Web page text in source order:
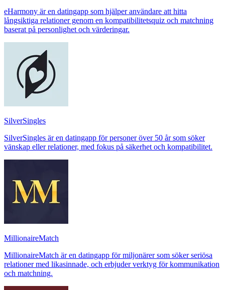
eHarmony är en datingapp som hjälper användare att hitta
långsiktiga relationer genom en kompatibilitetsquiz och matchning
baserat på personlighet och värderingar.
SilverSingles
SilverSingles är en datingapp för personer över 50 år som söker
vänskap eller relationer, med fokus på säkerhet och kompatibilitet.
MillionaireMatch
MillionaireMatch är en datingapp för miljonärer som söker seriösa
relationer med likasinnade, och erbjuder verktyg för kommunikation
och matchning.